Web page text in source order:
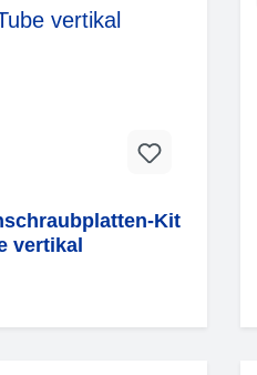
Kit
vertikal